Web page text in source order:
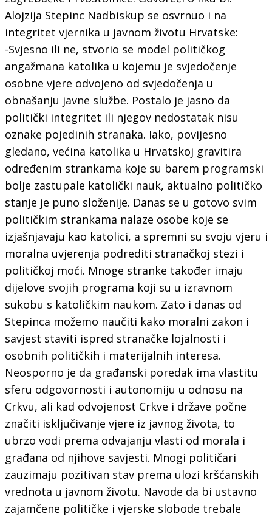
Alojzija Stepinc Nadbiskup se osvrnuo i na
integritet vjernika u javnom životu Hrvatske:
-Svjesno ili ne, stvorio se model političkog
angažmana katolika u kojemu je svjedočenje
osobne vjere odvojeno od svjedočenja u
obnašanju javne službe. Postalo je jasno da
politički integritet ili njegov nedostatak nisu
oznake pojedinih stranaka. Iako, povijesno
gledano, većina katolika u Hrvatskoj gravitira
određenim strankama koje su barem programski
bolje zastupale katolički nauk, aktualno političko
stanje je puno složenije. Danas se u gotovo svim
političkim strankama nalaze osobe koje se
izjašnjavaju kao katolici, a spremni su svoju vjeru i
moralna uvjerenja podrediti stranačkoj stezi i
političkoj moći. Mnoge stranke također imaju
dijelove svojih programa koji su u izravnom
sukobu s katoličkim naukom. Zato i danas od
Stepinca možemo naučiti kako moralni zakon i
savjest staviti ispred stranačke lojalnosti i
osobnih političkih i materijalnih interesa.
Neosporno je da građanski poredak ima vlastitu
sferu odgovornosti i autonomiju u odnosu na
Crkvu, ali kad odvojenost Crkve i države počne
značiti isključivanje vjere iz javnog života, to
ubrzo vodi prema odvajanju vlasti od morala i
građana od njihove savjesti. Mnogi političari
zauzimaju pozitivan stav prema ulozi kršćanskih
vrednota u javnom životu. Navode da bi ustavno
zajamčene političke i vjerske slobode trebale